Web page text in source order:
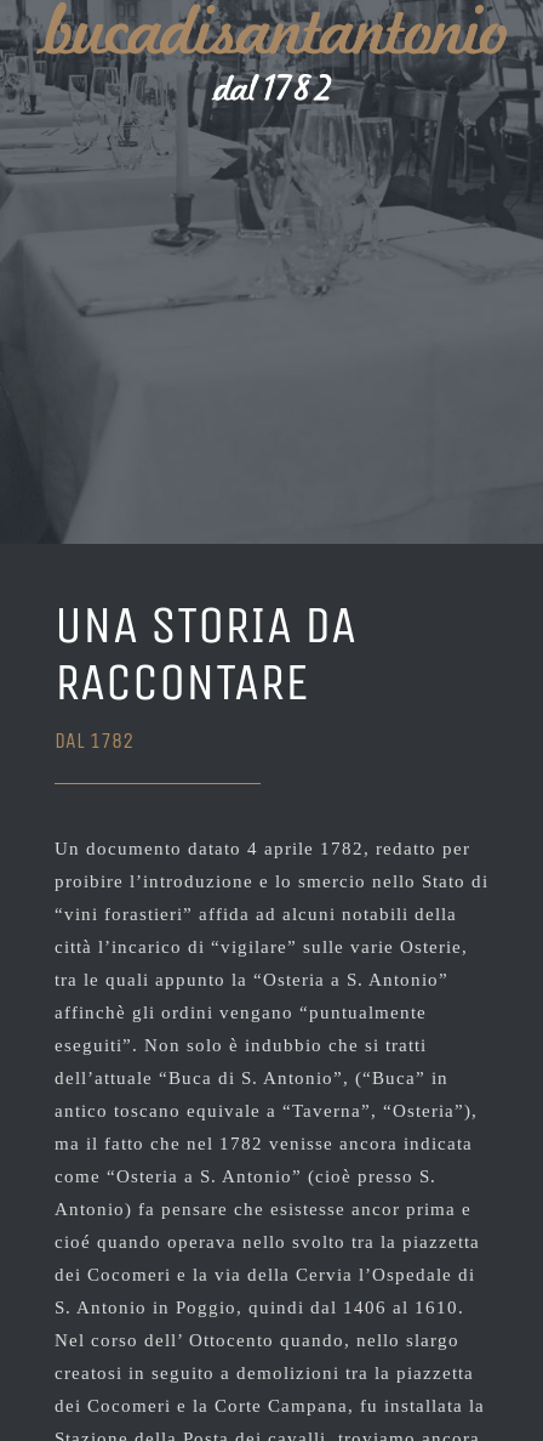
UNA STORIA DA
RACCONTARE
DAL 1782
Un documento datato 4 aprile 1782, redatto per
proibire l’introduzione e lo smercio nello Stato di
“vini forastieri” affida ad alcuni notabili della
città l’incarico di “vigilare” sulle varie Osterie,
tra le quali appunto la “Osteria a S. Antonio”
affinchè gli ordini vengano “puntualmente
eseguiti”. Non solo è indubbio che si tratti
dell’attuale “Buca di S. Antonio”, (“Buca” in
antico toscano equivale a “Taverna”, “Osteria”),
ma il fatto che nel 1782 venisse ancora indicata
come “Osteria a S. Antonio” (cioè presso S.
Antonio) fa pensare che esistesse ancor prima e
cioé quando operava nello svolto tra la piazzetta
dei Cocomeri e la via della Cervia l’Ospedale di
S. Antonio in Poggio, quindi dal 1406 al 1610.
Nel corso dell’ Ottocento quando, nello slargo
creatosi in seguito a demolizioni tra la piazzetta
dei Cocomeri e la Corte Campana, fu installata la